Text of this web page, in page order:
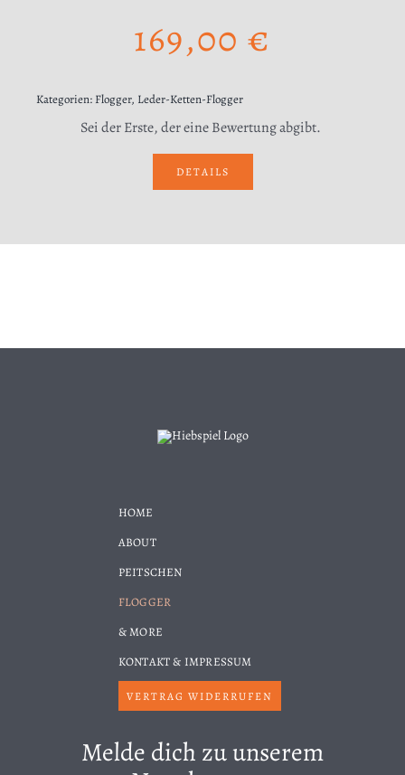
169,00 €
Kategorien: Flogger, Leder-Ketten-Flogger
Sei der Erste, der eine Bewertung abgibt.
DETAILS
HOME
ABOUT
PEITSCHEN
FLOGGER
& MORE
KONTAKT & IMPRESSUM
VERTRAG WIDERRUFEN
Melde dich zu unserem